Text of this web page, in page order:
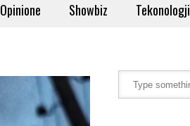
Opinione Showbiz Tekonologji